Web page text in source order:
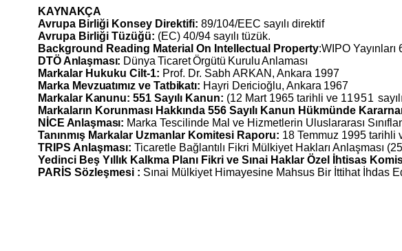
KAYNAKÇA
Avrupa Birliği Konsey Direktifi: 89/104/EEC sayılı direktif
Avrupa Birliği Tüzüğü: (EC) 40/94 sayılı tüzük.
Background Reading Material On Intellectual Property:WIPO
DTÖ Anlaşması: Dünya Ticaret Örgütü Kurulu Anlaması
Markalar Hukuku Cilt-1: Prof. Dr. Sabh ARKAN, Ankara 1997
Marka Mevzuatımız ve Tatbikatı: Hayri Dericioğlu, Ankara 1967
Markalar Kanunu:551 Sayılı Kanun: (12 Mart 1965 tarihli ve 11951
Markaların Korunması Hakkında 556 Sayılı Kanun Hükmünde
NİCE Anlaşması: Marka Tescilinde Mal ve Hizmetlerin Ulus­lararası
Tanınmış Markalar Uzmanlar Komitesi Raporu: 18 Temmuz 1995 tarihli
TRIPS Anlaşması: Ticaretle Bağlantılı Fikri Mülkiyet Hakları An­laşması
Yedinci Beş Yıllık Kalkma Planı Fikri ve Sınai Haklar Özel İhtisas
PARİS Sözleşmesi : Sınai Mülkiyet Himayesine Mahsus Bir İttihat İhdas